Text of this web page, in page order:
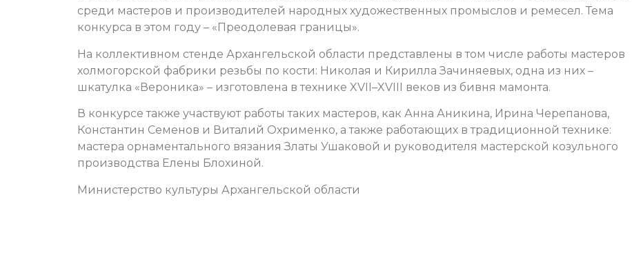
среди мастеров и производителей народных художественных промыслов и ремесел. Тема
конкурса в этом году – «Преодолевая границы».
На коллективном стенде Архангельской области представлены в том числе работы мастеров
холмогорской фабрики резьбы по кости: Николая и Кирилла Зачиняевых, одна из них –
шкатулка «Вероника» – изготовлена в технике XVII–XVIII веков из бивня мамонта.
В конкурсе также участвуют работы таких мастеров, как Анна Аникина, Ирина Черепанова,
Константин Семенов и Виталий Охрименко, а также работающих в традиционной технике:
мастера орнаментального вязания Златы Ушаковой и руководителя мастерской козульного
производства Елены Блохиной.
Министерство культуры Архангельской области